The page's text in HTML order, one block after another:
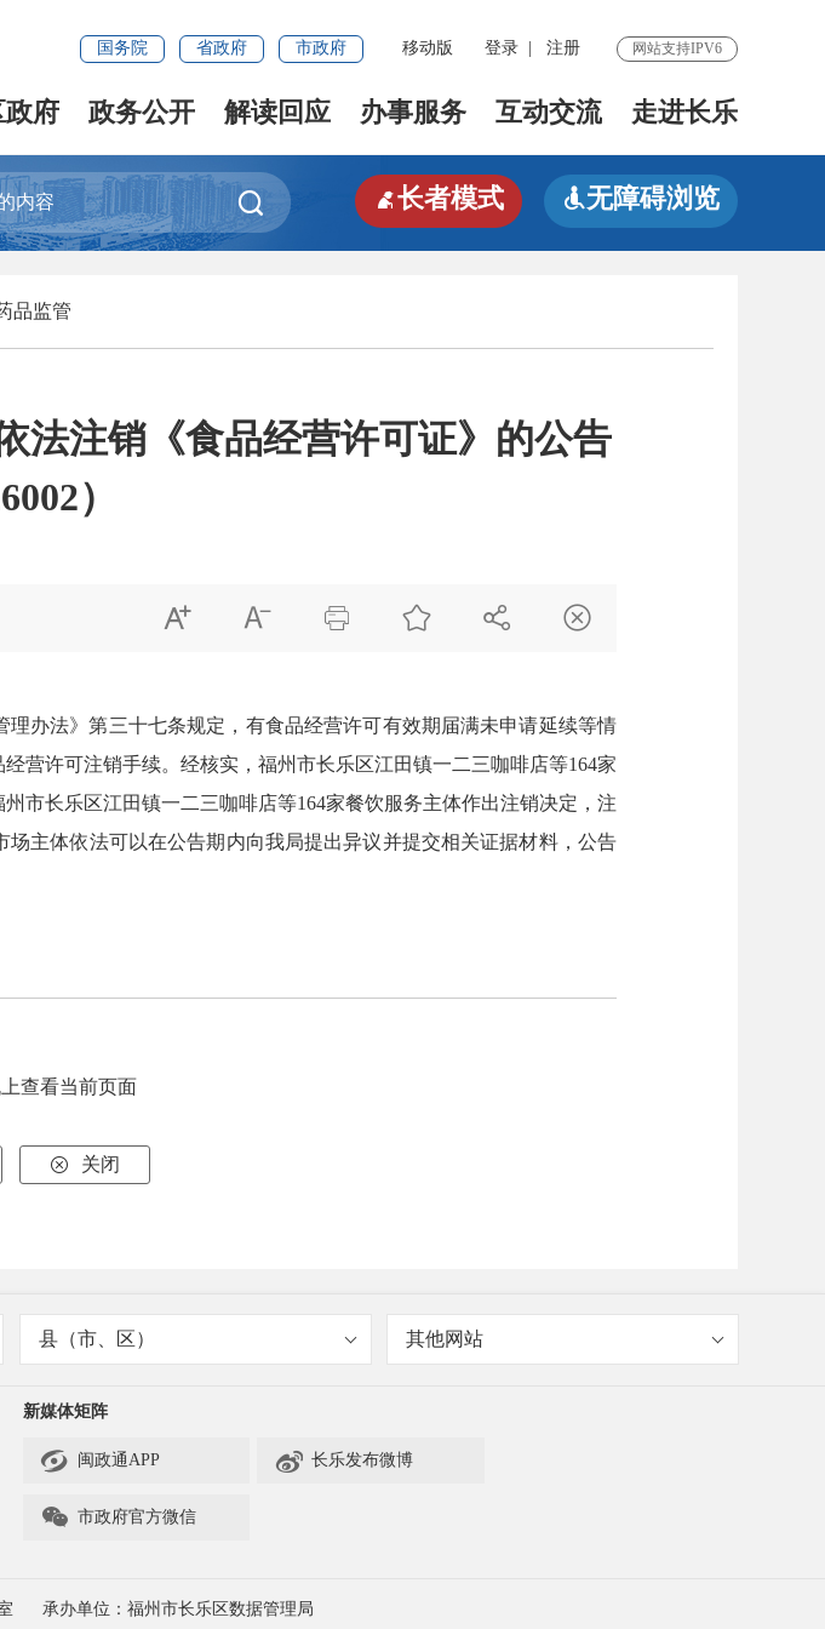
国务院 省政府 市政府 移动版 登录 注册 网站支持IPV6
政府 政务公开 解读回应 办事服务 互动交流 走进长乐
 长者模式 无障碍浏览
品监管
法注销《食品经营许可证》的公告
）
     
办法》第三十七条规定，有食品经营许可有效期届满未申请延续等情
营许可注销手续。经核实，福州市长乐区江田镇一二三咖啡店等164家
市长乐区江田镇一二三咖啡店等164家餐饮服务主体作出注销决定，注
主体依法可以在公告期内向我局提出异议并提交相关证据材料，公告
查看当前页面
 关闭
县（市、区） 其他网站
新媒体矩阵
 闽政通APP  长乐发布微博
 市政府官方微信
承办单位：福州市长乐区数据管理局